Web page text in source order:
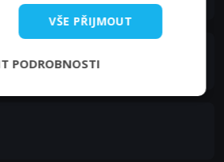
VŠE PŘIJMOUT
PODROBNOSTI